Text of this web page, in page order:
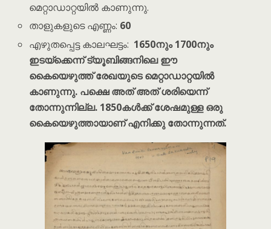
മെറ്റാഡാറ്റയിൽ കാണുന്നു.
താളുകളുടെ എണ്ണം: 60
എഴുതപ്പെട്ട കാലഘട്ടം: 1650നും 1700നും
ഇടയ്ക്കെന്ന് ട്യൂബിങ്ങനിലെ ഈ
കൈയെഴുത്ത് രേഖയുടെ മെറ്റാഡാറ്റയിൽ
കാണുന്നു. പക്ഷെ അത് അത് ശരിയെന്ന്
തോന്നുന്നില്ല. 1850കൾക്ക് ശേഷമുള്ള ഒരു
കൈയെഴുത്തായാണ് എനിക്കു തോന്നുന്നത്.